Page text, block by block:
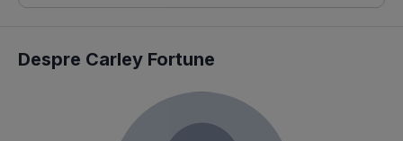
Despre Carley Fortune